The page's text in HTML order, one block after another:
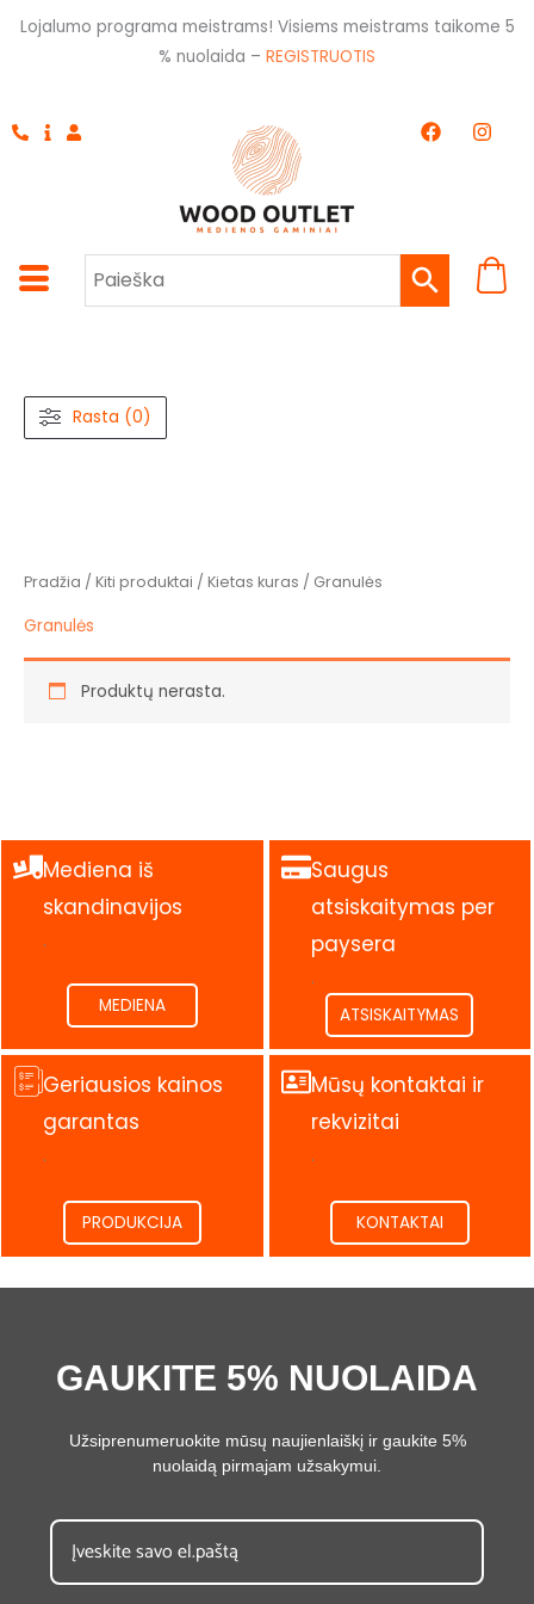
Pereiti
Lojalumo programa meistrams! Visiems meistrams taikome 5
% nuolaida – REGISTRUOTIS
F
a
k
I
n
a
m
Rasta (0)
Pradžia / Kiti produktai / Kietas kuras / Granulės
Granulės
Produktų nerasta.
Mediena iš
skandinavijos
.
MEDIENA
Saugus
atsiskaitymas per
paysera
.
ATSISKAITYMAS
Geriausios kainos
garantas
.
PRODUKCIJA
Mūsų kontaktai ir
rekvizitai
.
KONTAKTAI
GAUKITE 5% NUOLAIDA
Užsiprenumeruokite mūsų naujienlaiškį ir gaukite 5%
nuolaidą pirmajam užsakymui.